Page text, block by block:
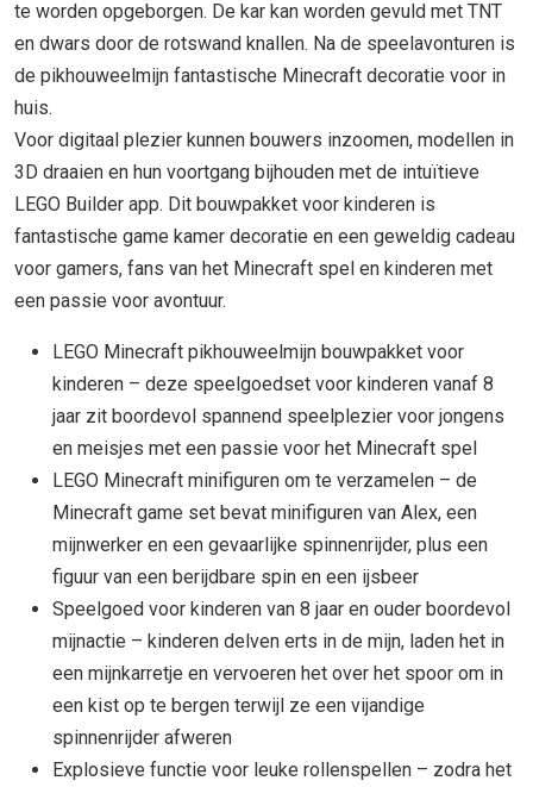
te worden opgeborgen. De kar kan worden gevuld met TNT
en dwars door de rotswand knallen. Na de speelavonturen is
de pikhouweelmijn fantastische Minecraft decoratie voor in
huis.
Voor digitaal plezier kunnen bouwers inzoomen, modellen in
3D draaien en hun voortgang bijhouden met de intuïtieve
LEGO Builder app. Dit bouwpakket voor kinderen is
fantastische game kamer decoratie en een geweldig cadeau
voor gamers, fans van het Minecraft spel en kinderen met
een passie voor avontuur.
LEGO Minecraft pikhouweelmijn bouwpakket voor
kinderen – deze speelgoedset voor kinderen vanaf 8
jaar zit boordevol spannend speelplezier voor jongens
en meisjes met een passie voor het Minecraft spel
LEGO Minecraft minifiguren om te verzamelen – de
Minecraft game set bevat minifiguren van Alex, een
mijnwerker en een gevaarlijke spinnenrijder, plus een
figuur van een berijdbare spin en een ijsbeer
Speelgoed voor kinderen van 8 jaar en ouder boordevol
mijnactie – kinderen delven erts in de mijn, laden het in
een mijnkarretje en vervoeren het over het spoor om in
een kist op te bergen terwijl ze een vijandige
spinnenrijder afweren
Explosieve functie voor leuke rollenspellen – zodra het